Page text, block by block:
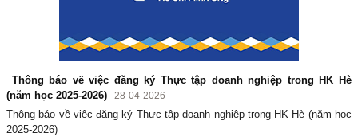
Thông báo về việc đăng ký Thực tập doanh nghiệp trong HK Hè
(năm học 2025-2026)
28-04-2026
Thông báo về việc đăng ký Thực tập doanh nghiệp trong HK Hè (năm học
2025-2026)